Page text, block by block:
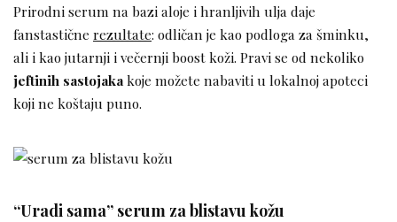
Prirodni serum na bazi aloje i hranljivih ulja daje
fanstastične rezultate: odličan je kao podloga za šminku,
ali i kao jutarnji i večernji boost koži. Pravi se od nekoliko
jeftinih sastojakakoje možete nabaviti u lokalnoj apoteci
koji ne koštaju puno.
“Uradi sama” serum za blistavu kožu